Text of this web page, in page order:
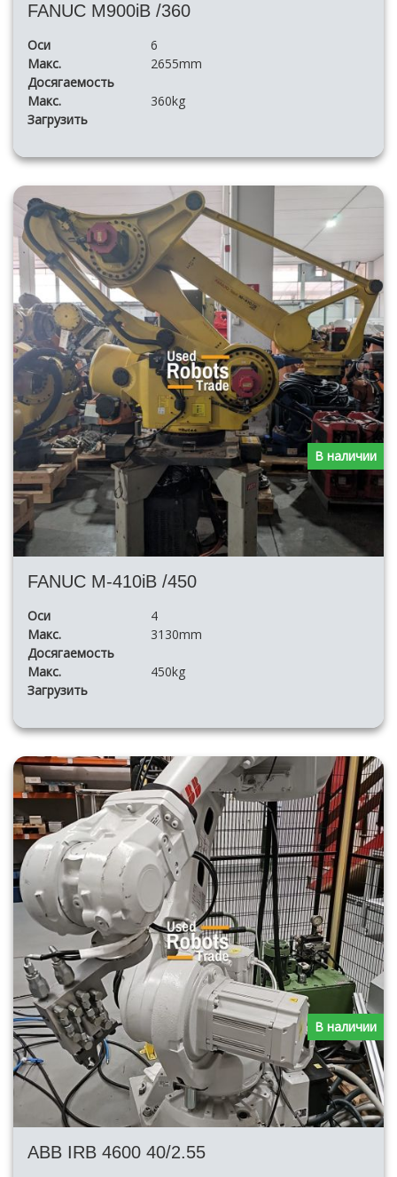
FANUC M900iB /360
Оси
6
Макс.
Досягаемость
2655mm
Макс.
Загрузить
360kg
FANUC M-410iB /450
Оси
4
Макс.
Досягаемость
3130mm
Макс.
Загрузить
450kg
В наличии
ABB IRB 4600 40/2.55
В наличии